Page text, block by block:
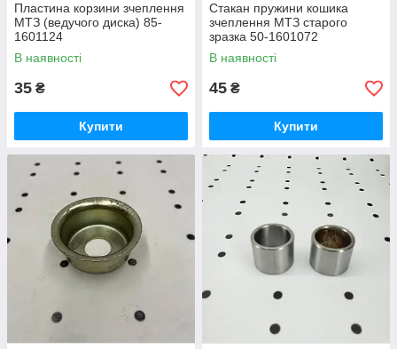
Пластина корзини зчеплення
МТЗ (ведучого диска) 85-
1601124
В наявності
35 ₴
Купити
Стакан пружини кошика
зчеплення МТЗ старого
зразка 50-1601072
В наявності
45 ₴
Купити